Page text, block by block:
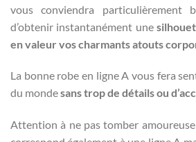
vous conviendra particulièrement
d’obtenir instantanément une
en valeur vos charmants atouts
La bonne robe en ligne A vous fera
du mondesans trop de détails ou
Attention à ne pas tomber